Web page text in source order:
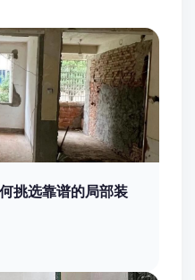
挑选靠谱的局部装